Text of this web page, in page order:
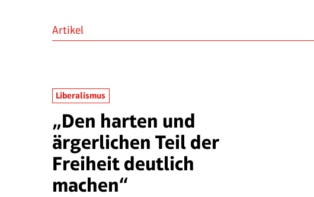
Artikel
Liberalismus
„Den harten und
ärgerlichen Teil der
Freiheit deutlich
machen“